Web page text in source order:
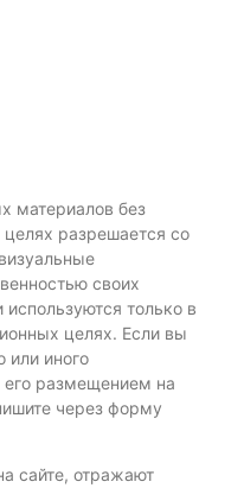
материалов без
разрешается со
своих
только в
целях. Если вы
или иного
его размещением на
через форму
сайте, отражают